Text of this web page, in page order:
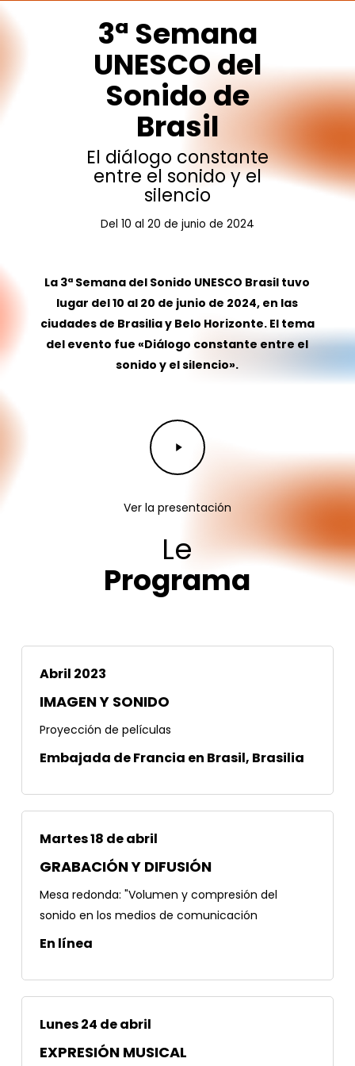
3ª Semana
UNESCOdel
Sonidode
Brasil
El diálogo constante
entre el sonidoyel
silencio
Del 10 al 20 de junio de 2024
La 3ª Semana del Sonido UNESCO Brasil tuvo
lugar del 10 al 20 de junio de 2024, en las
ciudades de Brasilia y Belo Horizonte. El tema
del evento fue «Diálogo constante entre el
sonido y el silencio».
Play
Video
Ver la presentación
Le
Programa
Abril 2023
IMAGEN Y SONIDO
Proyección de películas
Embajada de Francia en Brasil, Brasilia
Martes 18 de abril
GRABACIÓN Y DIFUSIÓN
Mesa redonda: "Volumen y compresión del
sonido en los medios de comunicación
En línea
Lunes 24 de abril
EXPRESIÓN MUSICAL